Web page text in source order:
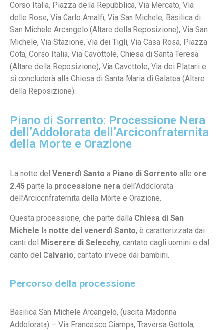
Corso Italia, Piazza della Repubblica, Via Mercato, Via
delle Rose, Via Carlo Amalfi, Via San Michele, Basilica di
San Michele Arcangelo (Altare della Reposizione), Via San
Michele, Via Stazione, Via dei Tigli, Via Casa Rosa, Piazza
Cota, Corso Italia, Via Cavottole, Chiesa di Santa Teresa
(Altare della Reposizione), Via Cavottole, Via dei Platani e
si concluderà alla Chiesa di Santa Maria di Galatea (Altare
della Reposizione).
Piano di Sorrento: Processione Nera
dell’Addolorata dell’Arciconfraternita
della Morte e Orazione
La notte del Venerdì Santo a Piano di Sorrento alle ore
2.45 parte la processione nera dell’Addolorata
dell’Arciconfraternita della Morte e Orazione.
Questa processione, che parte dalla Chiesa di San
Michele la notte del venerdì Santo, è caratterizzata dai
canti del Miserere di Selecchy, cantato dagli uomini e dal
canto del Calvario, cantato invece dai bambini.
Percorso della processione
Basilica San Michele Arcangelo, (uscita Madonna
Addolorata) – Via Francesco Ciampa, Traversa Gottola,